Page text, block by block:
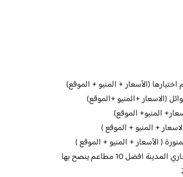
(الأسعار + المنيو + الموقع)
(الاسعار +المنيو +الموقع)
المنيو+ الموقع)
+ المنيو + الموقع )
( الأسعار + المنيو + الموقع )
افضل 10 مطاعم ينصح بها